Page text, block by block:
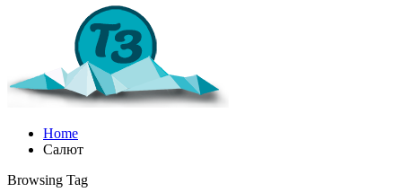
Home
Салют
Browsing Tag